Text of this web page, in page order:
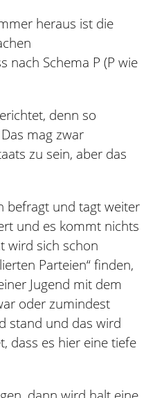
heraus ist die
nach Schema P (P wie
denn so
mag zwar
zu sein, aber das
befragt und tagt weiter
und es kommt nichts
wird sich schon
Parteien“ finden,
Jugend mit dem
oder zumindest
stand und das wird
dass es hier eine tiefe